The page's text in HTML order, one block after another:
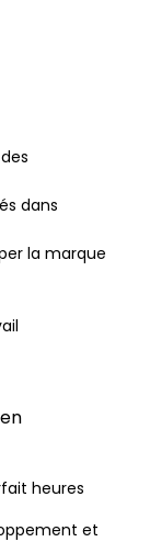
dans
la marque
heures
et